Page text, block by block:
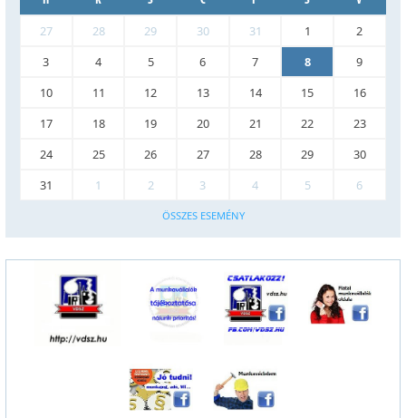
27 28 29 30 31 1
2
3
4 5 6 7 8
9
10
11 12 13 14 15
16
17
18 19 20 21 22
23
24
25 26 27 28 29
30
31
1 2 3 4 5 6
ÖSSZES ESEMÉNY